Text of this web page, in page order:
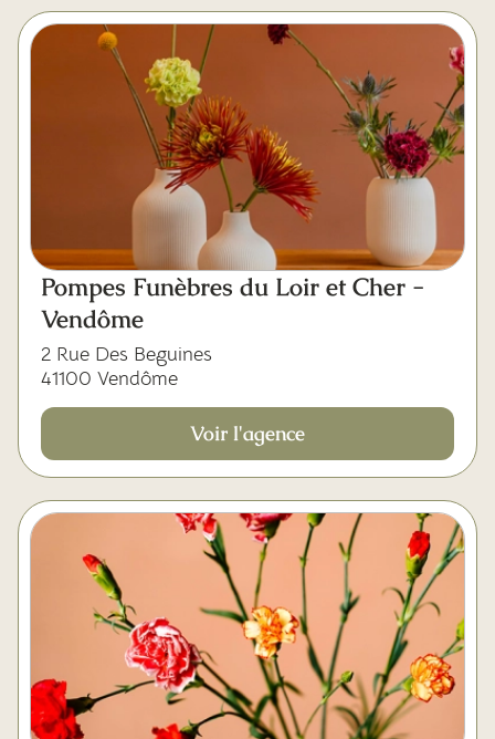
Pompes Funèbres du Loir et Cher -
Vendôme
2 Rue Des Beguines
41100 Vendôme
Voir l'agence